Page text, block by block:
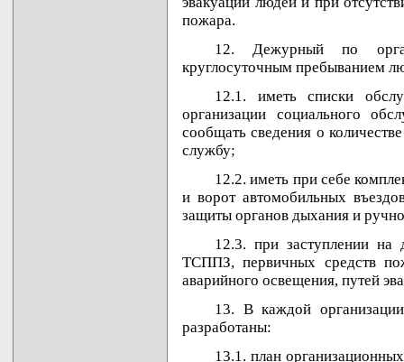
пожара.
12. Дежурный по
круглосуточным пребыванием
12.1. иметь списки
организации социального
сообщать сведения о
службу;
12.2. иметь при себе
и ворот автомобильных
защиты органов дыхания и
12.3. при заступлении на
ТСППЗ, первичных средств
аварийного освещения, путей
13. В каждой
разработаны:
13.1. план